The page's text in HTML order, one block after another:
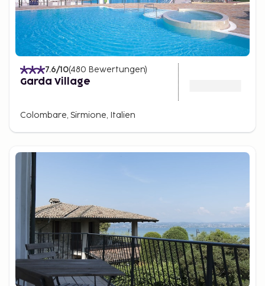
7.6/10(480 Bewertungen)
Garda Village
Colombare, Sirmione, Italien